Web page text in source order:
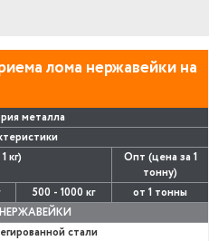
лома нержавейки на
металла
кг)
Опт (цена за 1
тонну)
500 - 1000 кг
от 1 тонны
стали